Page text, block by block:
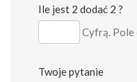
Ile jest 2 dodać 2 ?
Cyfrą. Pole
Twoje pytanie